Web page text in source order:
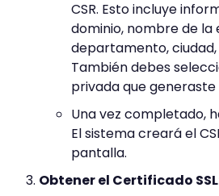
CSR. Esto incluye
dominio, nombre de la
departamento,
También debes
privada que
Una vez completado,
El sistema creará el
pantalla.
Obtener el Certificado